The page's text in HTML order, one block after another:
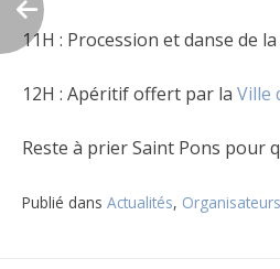
11H : Procession et danse de
12H : Apéritif offert par la Ville
Reste à prier Saint Pons pour
Publié dans Actualités, Organisateurs